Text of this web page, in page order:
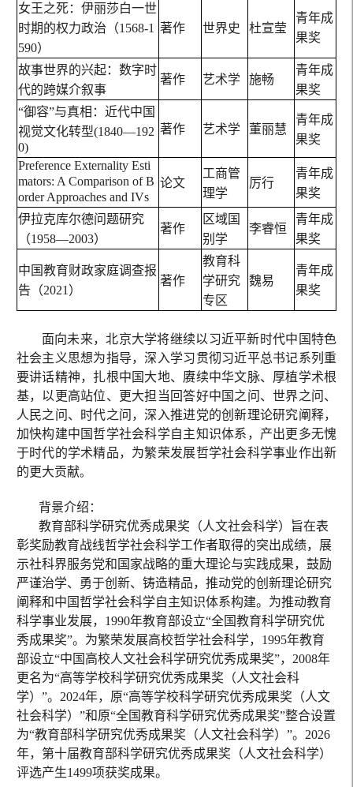
女王之死：伊丽莎白一世
时期的权力政治（1568-1
590）
著作 世界史 杜宣莹
青年成
果奖
故事世界的兴起：数字时
代的跨媒介叙事
著作 艺术学 施畅
青年成
果奖
“御容”与真相：近代中国
视觉文化转型(1840—192
0)
著作 艺术学 董丽慧
青年成
果奖
Preference Externality Esti
mators: A Comparison of B
order Approaches and IVs
论文
工商管
理学
厉行
青年成
果奖
伊拉克库尔德问题研究
（1958—2003）
著作
区域国
别学
李睿恒
青年成
果奖
中国教育财政家庭调查报
告（2021）
著作
教育科
学研究
专区
魏易
青年成
果奖
面向未来，北京大学将继续以习近平新时代中国特色
社会主义思想为指导，深入学习贯彻习近平总书记系列重
要讲话精神，扎根中国大地、赓续中华文脉、厚植学术根
基，以更高站位、更大担当回答好中国之问、世界之问、
人民之问、时代之问，深入推进党的创新理论研究阐释，
加快构建中国哲学社会科学自主知识体系，产出更多无愧
于时代的学术精品，为繁荣发展哲学社会科学事业作出新
的更大贡献。
背景介绍：
教育部科学研究优秀成果奖（人文社会科学）旨在表
彰奖励教育战线哲学社会科学工作者取得的突出成绩，展
示社科界服务党和国家战略的重大理论与实践成果，鼓励
严谨治学、勇于创新、铸造精品，推动党的创新理论研究
阐释和中国哲学社会科学自主知识体系构建。为推动教育
科学事业发展，1990年教育部设立“全国教育科学研究优
秀成果奖”。为繁荣发展高校哲学社会科学，1995年教育
部设立“中国高校人文社会科学研究优秀成果奖”，2008年
更名为“高等学校科学研究优秀成果奖（人文社会科
学）”。2024年，原“高等学校科学研究优秀成果奖（人文
社会科学）”和原“全国教育科学研究优秀成果奖”整合设置
为“教育部科学研究优秀成果奖（人文社会科学）”。2026
年，第十届教育部科学研究优秀成果奖（人文社会科学）
评选产生1499项获奖成果。